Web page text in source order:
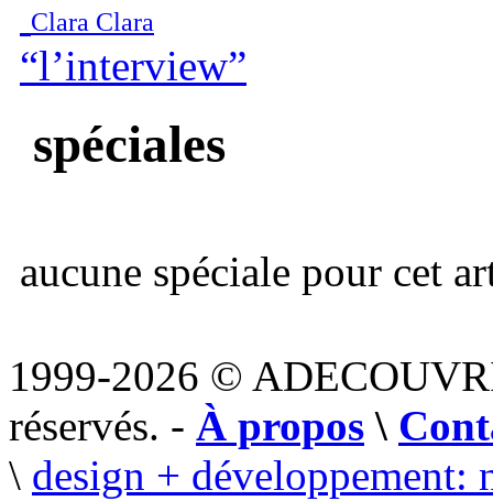
Clara Clara
“l’interview”
spéciales
aucune spéciale pour cet
1999-2026 ©
réservés. - À propos \
\ design + développement: